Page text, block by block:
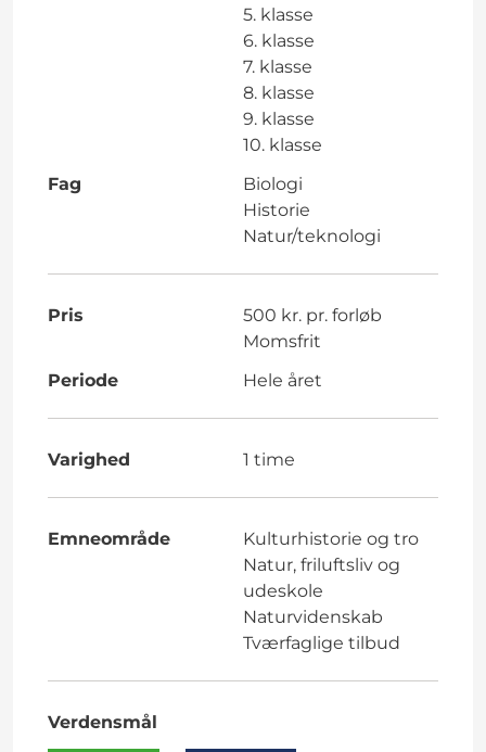
5. klasse
6. klasse
7. klasse
8. klasse
9. klasse
10. klasse
Fag
Biologi
Historie
Natur/teknologi
Pris
500 kr. pr. forløb
Momsfrit
Periode
Hele året
Varighed 1 time
Emneområde
Kulturhistorie og tro
Natur, friluftsliv og
udeskole
Naturvidenskab
Tværfaglige tilbud
Verdensmål